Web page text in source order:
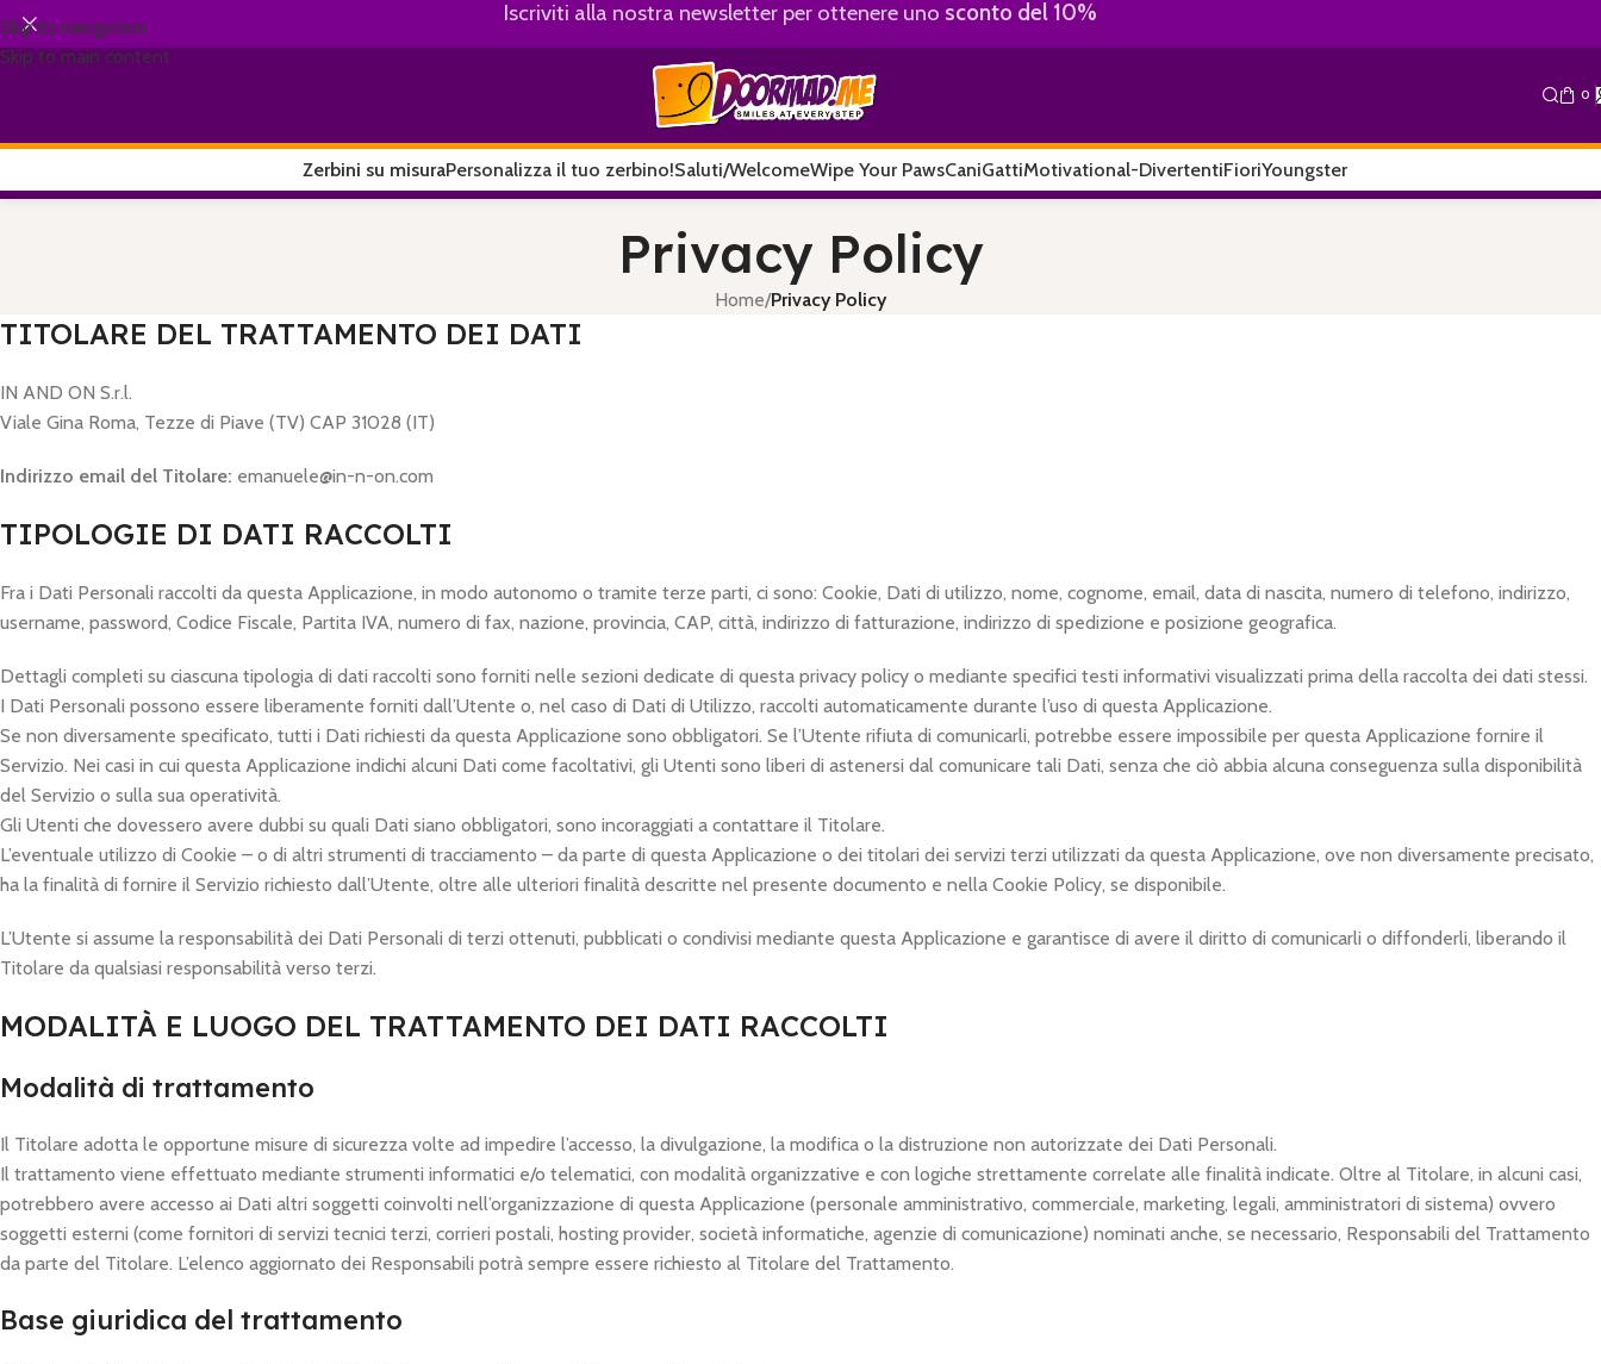
Skip to navigation
Skip to main content
Iscriviti alla nostra newsletter per ottenere uno sconto del 10%
0
Zerbini su misuraPersonalizza il tuo zerbino!Saluti/WelcomeWipe Your PawsCaniGattiMotivational-DivertentiFioriYoungster
Privacy Policy
Home/Privacy Policy
TITOLARE DEL TRATTAMENTO DEI DATI
IN AND ON S.r.l.
Viale Gina Roma, Tezze di Piave (TV) CAP 31028 (IT)
Indirizzo email del Titolare: emanuele@in-n-on.com
TIPOLOGIE DI DATI RACCOLTI
Fra i Dati Personali raccolti da questa Applicazione, in modo autonomo o tramite terze parti, ci sono: Cookie, Dati di utilizzo, nome, cognome, email, data di nascita, numero di telefono, indirizzo,
username, password, Codice Fiscale, Partita IVA, numero di fax, nazione, provincia, CAP, città, indirizzo di fatturazione, indirizzo di spedizione e posizione geografica.
Dettagli completi su ciascuna tipologia di dati raccolti sono forniti nelle sezioni dedicate di questa privacy policy o mediante specifici testi informativi visualizzati prima della raccolta dei dati stessi.
I Dati Personali possono essere liberamente forniti dall’Utente o, nel caso di Dati di Utilizzo, raccolti automaticamente durante l’uso di questa Applicazione.
Se non diversamente specificato, tutti i Dati richiesti da questa Applicazione sono obbligatori. Se l’Utente rifiuta di comunicarli, potrebbe essere impossibile per questa Applicazione fornire il
Servizio. Nei casi in cui questa Applicazione indichi alcuni Dati come facoltativi, gli Utenti sono liberi di astenersi dal comunicare tali Dati, senza che ciò abbia alcuna conseguenza sulla disponibilità
del Servizio o sulla sua operatività.
Gli Utenti che dovessero avere dubbi su quali Dati siano obbligatori, sono incoraggiati a contattare il Titolare.
L’eventuale utilizzo di Cookie – o di altri strumenti di tracciamento – da parte di questa Applicazione o dei titolari dei servizi terzi utilizzati da questa Applicazione, ove non diversamente precisato,
ha la finalità di fornire il Servizio richiesto dall’Utente, oltre alle ulteriori finalità descritte nel presente documento e nella Cookie Policy, se disponibile.
L’Utente si assume la responsabilità dei Dati Personali di terzi ottenuti, pubblicati o condivisi mediante questa Applicazione e garantisce di avere il diritto di comunicarli o diffonderli, liberando il
Titolare da qualsiasi responsabilità verso terzi.
MODALITÀ E LUOGO DEL TRATTAMENTO DEI DATI RACCOLTI
Modalità di trattamento
Il Titolare adotta le opportune misure di sicurezza volte ad impedire l’accesso, la divulgazione, la modifica o la distruzione non autorizzate dei Dati Personali.
Il trattamento viene effettuato mediante strumenti informatici e/o telematici, con modalità organizzative e con logiche strettamente correlate alle finalità indicate. Oltre al Titolare, in alcuni casi,
potrebbero avere accesso ai Dati altri soggetti coinvolti nell’organizzazione di questa Applicazione (personale amministrativo, commerciale, marketing, legali, amministratori di sistema) ovvero
soggetti esterni (come fornitori di servizi tecnici terzi, corrieri postali, hosting provider, società informatiche, agenzie di comunicazione) nominati anche, se necessario, Responsabili del Trattamento
da parte del Titolare. L’elenco aggiornato dei Responsabili potrà sempre essere richiesto al Titolare del Trattamento.
Base giuridica del trattamento